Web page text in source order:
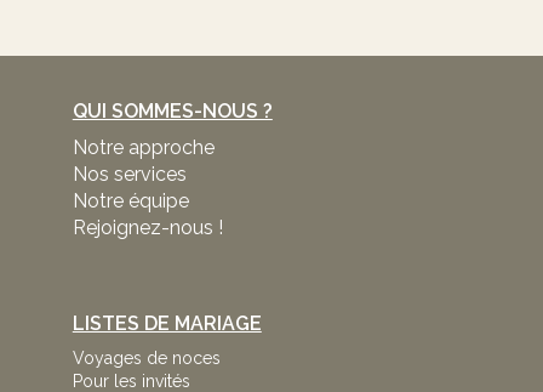
QUI SOMMES-NOUS ?
Notre approche
Nos services
Notre équipe
Rejoignez-nous !
LISTES DE MARIAGE
Voyages de noces
Pour les invités